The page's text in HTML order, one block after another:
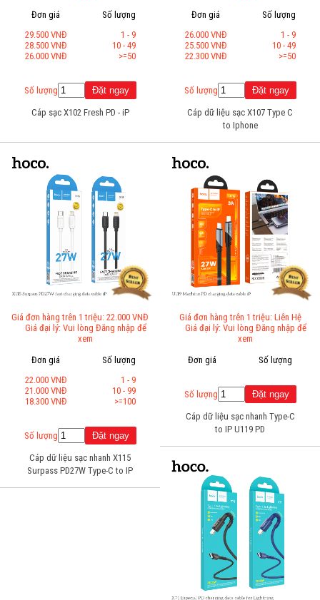
Đơn giá
29.500 VNĐ
28.500 VNĐ
26.000 VNĐ
Số lượng
1 - 9
10 - 49
>=50
Số lượng
Cáp sạc X102 Fresh PD - iP
Đơn giá
26.000 VNĐ
25.500 VNĐ
22.300 VNĐ
Số lượng
1 - 9
10 - 49
>=50
Số lượng
Cáp dữ liệu sạc X107 Type C
to Iphone
Giá đơn hàng trên 1 triệu: 22.000 VNĐ
Giá đại lý: Vui lòng Đăng nhập để
xem
Đơn giá
22.000 VNĐ
21.000 VNĐ
18.300 VNĐ
Số lượng
1 - 9
10 - 99
>=100
Số lượng
Cáp dữ liệu sạc nhanh X115
Surpass PD27W Type-C to IP
Giá đơn hàng trên 1 triệu: Liên Hệ
Giá đại lý: Vui lòng Đăng nhập để
xem
Đơn giá
Số lượng
Số lượng
Cáp dữ liệu sạc nhanh Type-C
to IP U119 PD